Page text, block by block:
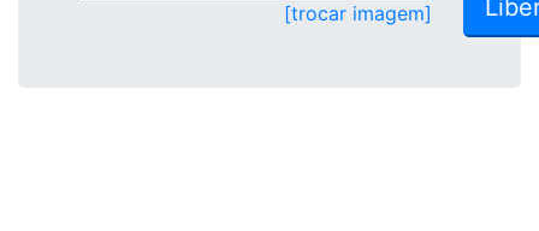
[trocar imagem]